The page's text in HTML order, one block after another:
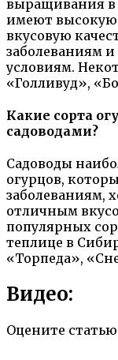
выращивания в
имеют высокую
вкусовую
заболеваниям
условиям.
«Голливуд»,
Какие сорта
садоводами?
Садоводы
огурцов,
заболеваниям,
отличным
популярных
теплице в
«Торпеда»,
Видео:
Оцените статью